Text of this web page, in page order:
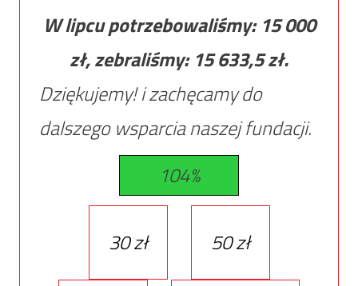
W lipcu potrzebowaliśmy: 15 000
zł, zebraliśmy: 15 633,5zł.
Dziękujemy! i zachęcamy do
dalszego wsparcia naszej fundacji.
104%
30 zł 50 zł